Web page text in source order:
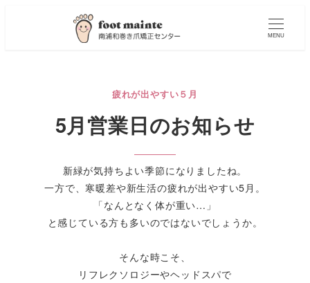
MENU
疲れが出やすい５月
5月営業日のお知らせ
新緑が気持ちよい季節になりましたね。
一方で、寒暖差や新生活の疲れが出やすい5月。
「なんとなく体が重い…」
と感じている方も多いのではないでしょうか。
そんな時こそ、
リフレクソロジーやヘッドスパで